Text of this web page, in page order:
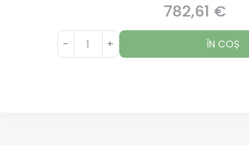
Preț
782,61 €
- + ÎN COȘ